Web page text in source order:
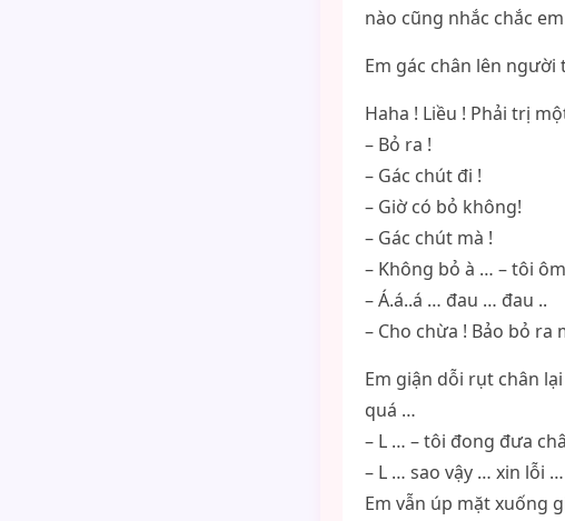
nào cũng nhắc chắc
Em gác chân lên người
Haha ! Liều ! Phải trị
– Bỏ ra !
– Gác chút đi !
– Giờ có bỏ không!
– Gác chút mà !
– Không bỏ à … – tôi
– Á.á..á … đau … đau ..
– Cho chừa ! Bảo bỏ ra
Em giận dỗi rụt chân
quá …
– L … – tôi đong đưa
– L … sao vậy … xin lỗi …
Em vẫn úp mặt xuống